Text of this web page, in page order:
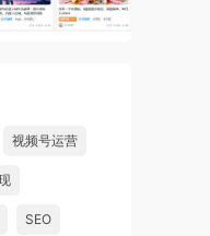
视频号运营
SEO